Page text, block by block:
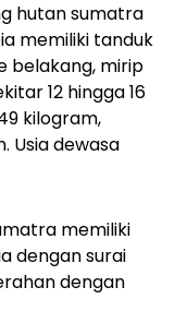
hutan sumatra
memiliki tanduk
belakang, mirip
12 hingga 16
kilogram,
Usia dewasa
memiliki
dengan surai
dengan